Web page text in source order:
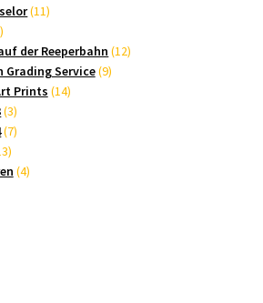
1111
26
Produkte
der Reeperbahn 1212
Grading Service 99
Prints 1414
33
Produkte
77
13
Produkte
44